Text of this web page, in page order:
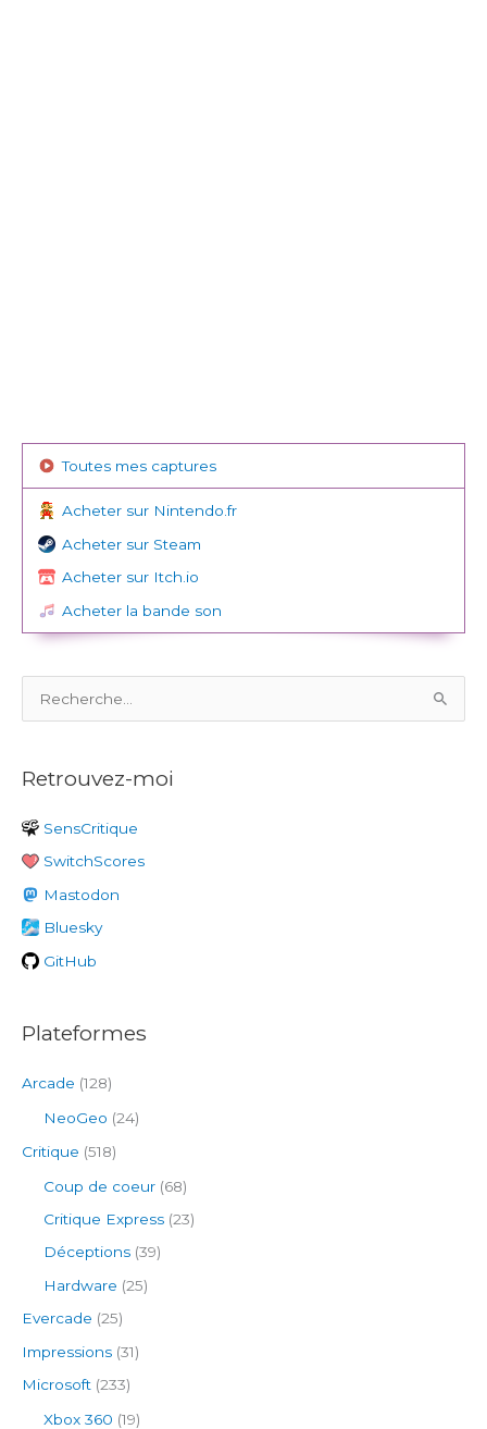
Toutes mes captures
Acheter sur Nintendo.fr
Acheter sur Steam
Acheter sur Itch.io
Acheter la bande son
e
h
r
c
h
e
r
Retrouvez-moi
SensCritique
SwitchScores
Mastodon
Bluesky
GitHub
Plateformes
Arcade (128)
NeoGeo (24)
Critique (518)
Coup de coeur (68)
Critique Express (23)
Déceptions (39)
Hardware (25)
Evercade (25)
Impressions (31)
Microsoft (233)
Xbox 360 (19)